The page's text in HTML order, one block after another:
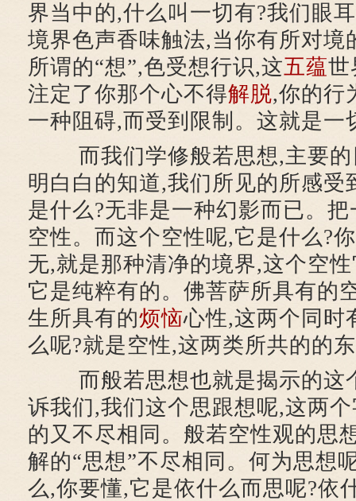
界当中的,什么叫一切有?我们眼
境界色声香味触法,当你有所对境
所谓的“想”,色受想行识,这五蕴世
注定了你那个心不得解脱,你的行
一种阻碍,而受到限制。这就是一
而我们学修般若思想,主要的
明白白的知道,我们所见的所感受
是什么?无非是一种幻影而已。
空性。而这个空性呢,它是什么?
无,就是那种清净的境界,这个空
它是纯粹有的。佛菩萨所具有的
生所具有的烦恼心性,这两个同时
么呢?就是空性,这两类所共的的
而般若思想也就是揭示的这
诉我们,我们这个思跟想呢,这两
的又不尽相同。般若空性观的思
解的“思想”不尽相同。何为思想
么,你要懂,它是依什么而思呢?依